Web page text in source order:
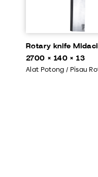
Rotary knife
2700 × 140 × 13
Alat Potong / Pisau